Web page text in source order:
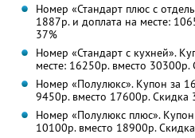
Номер «Стандарт плюс с
1887р. и доплата на месте:
37%
Номер «Стандарт с кухней».
месте: 16250р. вместо 30300р.
Номер «Полулюкс». Купон за
9450р. вместо 17600р. Скидка
Номер «Полулюкс плюс».
10100р. вместо 18900р.